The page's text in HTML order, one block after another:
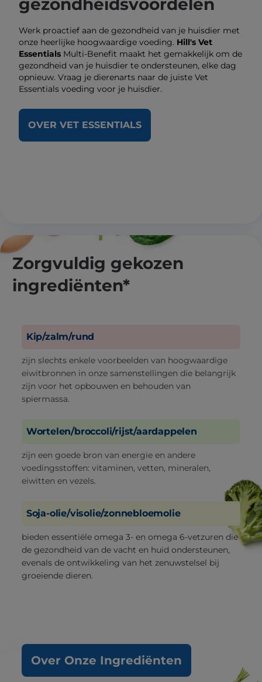
gezondheidsvoordelen
Werk proactief aan de gezondheid van je huisdier met
onze heerlijke hoogwaardige voeding. Hill's Vet
Essentials Multi-Benefit maakt het gemakkelijk om de
gezondheid van je huisdier te ondersteunen, elke dag
opnieuw. Vraag je dierenarts naar de juiste Vet
Essentials voeding voor je huisdier.
OVER VET ESSENTIALS
Zorgvuldig gekozen
ingrediënten*
Kip/zalm/rund
zijn slechts enkele voorbeelden van hoogwaardige
eiwitbronnen in onze samenstellingen die belangrijk
zijn voor het opbouwen en behouden van
spiermassa.
Wortelen/broccoli/rijst/aardappelen
zijn een goede bron van energie en andere
voedingsstoffen: vitaminen, vetten, mineralen,
eiwitten en vezels.
Soja-olie/visolie/zonnebloemolie
bieden essentiële omega 3- en omega 6-vetzuren die
de gezondheid van de vacht en huid ondersteunen,
evenals de ontwikkeling van het zenuwstelsel bij
groeiende dieren.
Over Onze Ingrediënten